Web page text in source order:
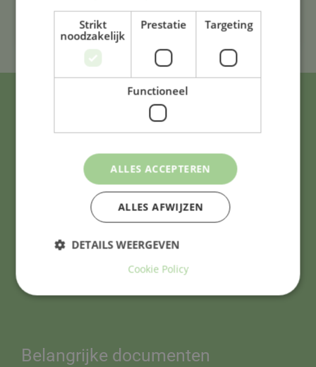
Adres & contact
Westergracht 3
2013 ZJ Haarlem
bavo@bavoschool.nl
Belangrijke documenten
Strikt
noodzakelijk
Prestatie Targeting
Functioneel
ALLES ACCEPTEREN
ALLES AFWIJZEN
DETAILS WEERGEVEN
Cookie Policy